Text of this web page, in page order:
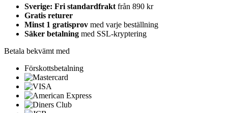
Sverige: Fri standardfrakt från 890 kr
Gratis returer
Minst 1 gratisprov med varje beställning
Säker betalning med SSL-kryptering
Betala bekvämt med
Förskottsbetalning